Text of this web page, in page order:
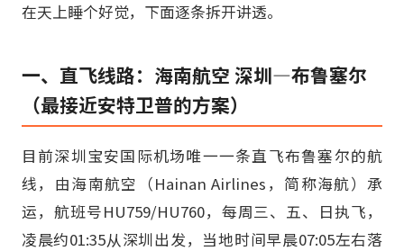
在天上睡个好觉，下面逐条拆开讲透。
一、直飞线路：海南航空 深圳—布鲁塞尔
（最接近安特卫普的方案）
目前深圳宝安国际机场唯一一条直飞布鲁塞尔的航
线，由海南航空（Hainan Airlines，简称海航）承
运，航班号HU759/HU760，每周三、五、日执飞，
凌晨约01:35从深圳出发，当地时间早晨07:05左右落